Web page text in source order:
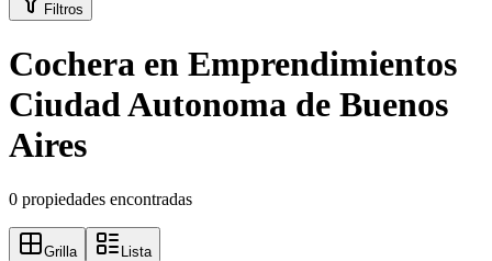
Filtros
Cochera en Emprendimientos
Ciudad Autonoma de Buenos
Aires
0 propiedades encontradas
Grilla Lista